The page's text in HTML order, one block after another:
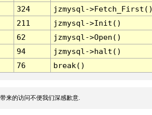
324
jzmysql-
211
jzmysql->Init()
62
jzmysql->Open()
94
jzmysql->halt()
76 break()
来的访问不便我们深感歉意.